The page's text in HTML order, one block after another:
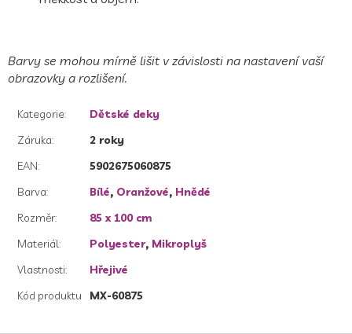
Barvy se mohou mírně lišit v závislosti na nastavení vaší
obrazovky a rozlišení.
Kategorie:
Dětské deky
Záruka:
2 roky
EAN:
5902675060875
Barva: Bílé, Oranžové, Hnědé
Rozměr:
85 x 100 cm
Materiál: Polyester, Mikroplyš
Vlastnosti:
Hřejivé
Kód produktu
MX-60875